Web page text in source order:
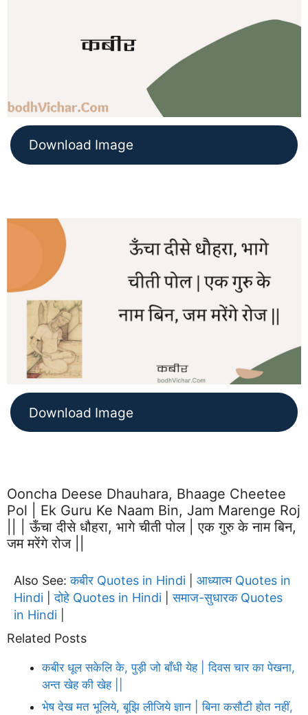
Download Image
Download Image
Ooncha Deese Dhauhara, Bhaage Cheetee
Pol | Ek Guru Ke Naam Bin, Jam Marenge Roj
|| | ऊँचा दीसे धौहरा, भागे चीती पोल | एक गुरु के नाम बिन,
जम मरेंगे रोज ||
Also See:कबीर Quotes in Hindi
आध्यात्म Quotes in
Hindi |दोहे Quotes in Hindi |समाज-सुधारक Quotes
in Hindi
Related Posts
कबीर धूल सकेलि के, पुड़ी जो बाँधी येह | दिवस चार का पेखना,
अन्त खेह की खेह ||
भेष देख मत भूलिये, बूझि लीजिये ज्ञान | बिना कसौटी होत नहीं,